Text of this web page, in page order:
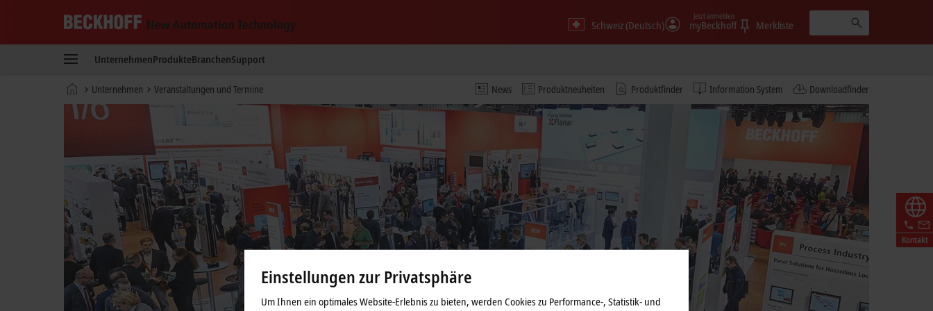
New
Technology
Schweiz (Deutsch) myBeckhoff
Jetzt anmelden
Merkliste
UnternehmenProdukteBranchenSupport
News Produktneuheiten Produktfinder Information System Downloadfinder
StartseiteUnternehmen Veranstaltungen und Termine
Kontakt
Einstellungen zur Privatsphäre
Um Ihnen ein optimales Website-Erlebnis zu bieten, werden Cookies zu Performance-, Statistik- und